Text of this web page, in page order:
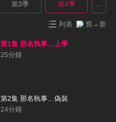
第3季 第4季
列表 舊→新
第1集 那名執事…上學
25分鐘
第2集 那名執事…偽裝
24分鐘